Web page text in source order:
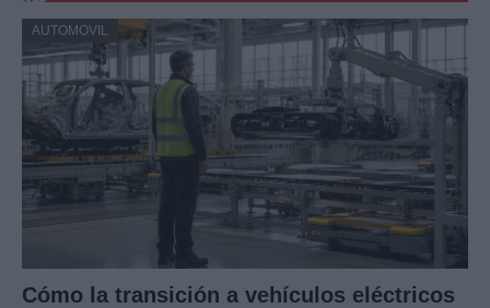
AUTOMOVIL
Cómo la transición a vehículos eléctricos